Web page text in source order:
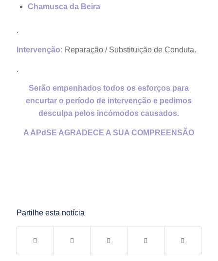
Chamusca da Beira
.
Intervenção: Reparação / Substituição de Conduta.
.
Serão empenhados todos os esforços para
encurtar o período de intervenção e pedimos
desculpa pelos incómodos causados.
A APdSE AGRADECE A SUA COMPREENSÃO
Partilhe esta notícia